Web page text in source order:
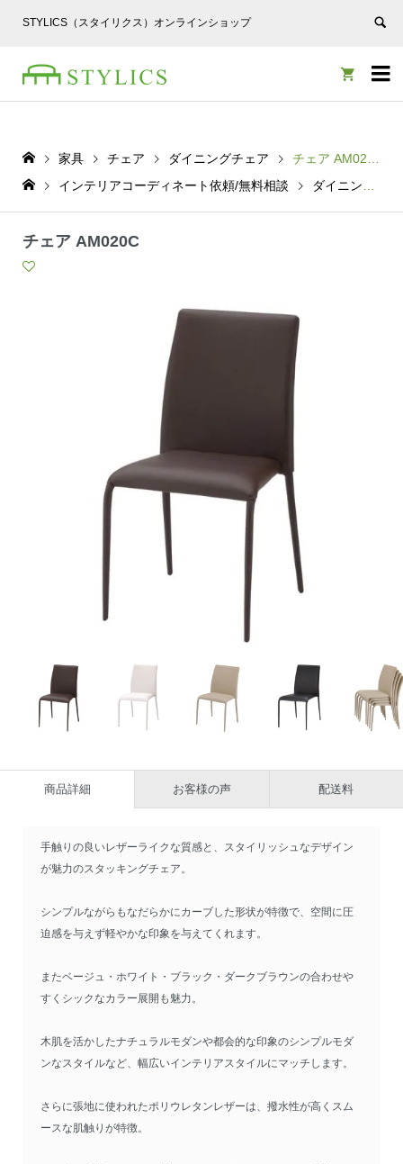
STYLICS（スタイリクス）オンラインショップ


家具 チェア ダイニングチェア
チェア AM020C
インテリアコーディネート依頼/無料相談
ダイニングチェア
チェア AM020C
商品詳細 お客様の声 配送料
手触りの良いレザーライクな質感と、スタイリッシュなデザイン
が魅力のスタッキングチェア。
シンプルながらもなだらかにカーブした形状が特徴で、空間に圧
迫感を与えず軽やかな印象を与えてくれます。
またベージュ・ホワイト・ブラック・ダークブラウンの合わせや
すくシックなカラー展開も魅力。
木肌を活かしたナチュラルモダンや都会的な印象のシンプルモダ
ンなスタイルなど、幅広いインテリアスタイルにマッチします。
さらに張地に使われたポリウレタンレザーは、撥水性が高くスム
ースな肌触りが特徴。